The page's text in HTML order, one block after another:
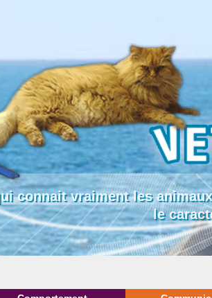
connait vraiment les
le